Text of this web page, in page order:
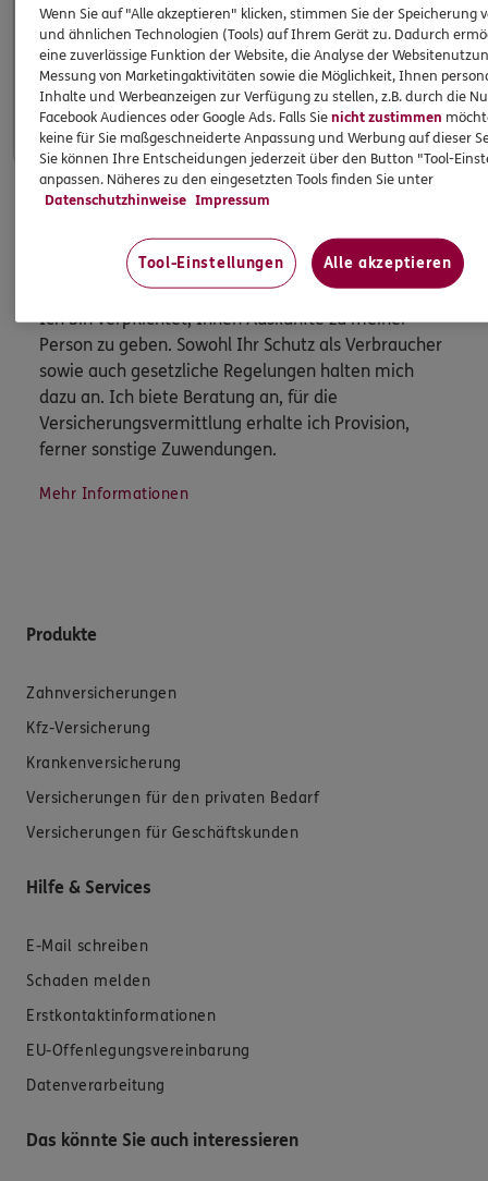
Apps & Mobile Services
Mehr
Wichtiges aus dem Vermittlerrecht
Ich bin verpflichtet, Ihnen Auskünfte zu meiner
Person zu geben. Sowohl Ihr Schutz als Verbraucher
sowie auch gesetzliche Regelungen halten mich
dazu an. Ich biete Beratung an, für die
Versicherungsvermittlung erhalte ich Provision,
ferner sonstige Zuwendungen.
Mehr Informationen
Produkte
Zahnversicherungen
Kfz-Versicherung
Krankenversicherung
Versicherungen für den privaten Bedarf
Versicherungen für Geschäftskunden
Hilfe & Services
E-Mail schreiben
Schaden melden
Erstkontaktinformationen
EU-Offenlegungsvereinbarung
Datenverarbeitung
Das könnte Sie auch interessieren
Wenn Sie auf "Alle akzeptieren" klicken, stimmen Sie der Speicherung
und ähnlichen Technologien (Tools) auf Ihrem Gerät zu. Dadurch
eine zuverlässige Funktion der Website, die Analyse der
Messung von Marketingaktivitäten sowie die Möglichkeit, Ihnen
Inhalte und Werbeanzeigen zur Verfügung zu stellen, z.B. durch die
Facebook Audiences oder Google Ads. Falls Sienicht zustimmen
keine für Sie maßgeschneiderte Anpassung und Werbung auf dieser
Sie können Ihre Entscheidungen jederzeit über den Button "Tool-
anpassen. Näheres zu den eingesetzten Tools finden Sie unter
Datenschutzhinweise Impressum
Tool-Einstellungen Alle akzeptieren